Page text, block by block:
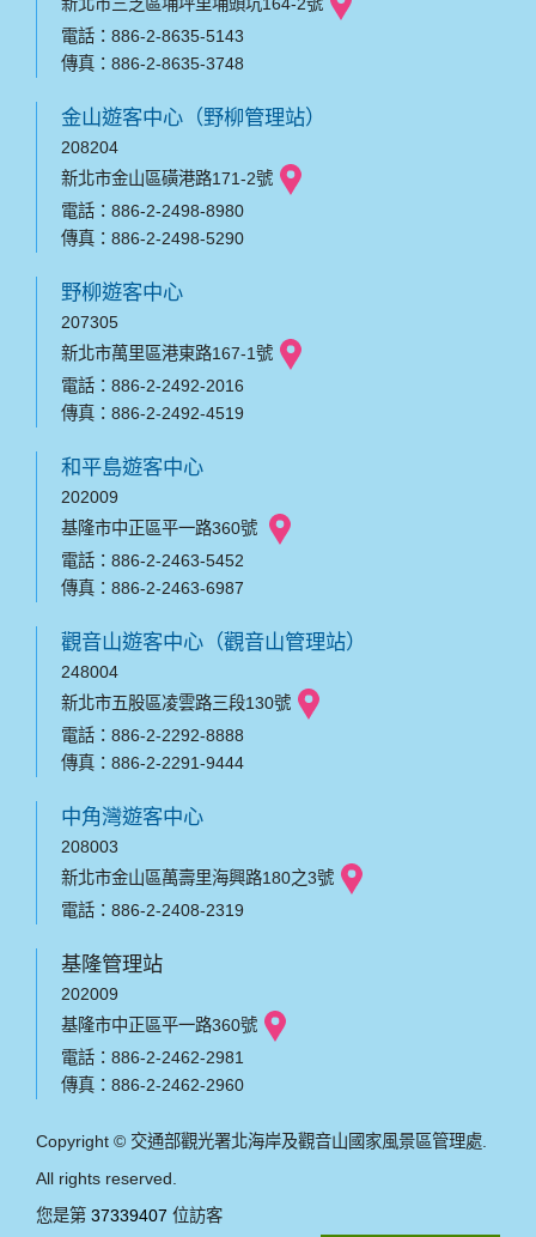
電話：886-2-8635-5143
傳真：886-2-8635-3748
金山遊客中心（野柳管理站）
208204
新北市金山區磺港路171-2號
電話：886-2-2498-8980
傳真：886-2-2498-5290
野柳遊客中心
207305
新北市萬里區港東路167-1號
電話：886-2-2492-2016
傳真：886-2-2492-4519
和平島遊客中心
202009
基隆市中正區平一路360號
電話：886-2-2463-5452
傳真：886-2-2463-6987
觀音山遊客中心（觀音山管理站）
248004
新北市五股區凌雲路三段130號
電話：886-2-2292-8888
傳真：886-2-2291-9444
中角灣遊客中心
208003
新北市金山區萬壽里海興路180之3號
電話：886-2-2408-2319
基隆管理站
202009
基隆市中正區平一路360號
電話：886-2-2462-2981
傳真：886-2-2462-2960
Copyright © 交通部觀光署北海岸及觀音山國家風景區管理處.
All rights reserved.
您是第 37339407 位訪客